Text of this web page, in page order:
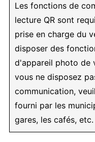
Les fonctions de
lecture QR sont
prise en charge du
disposer des
d'appareil photo de
vous ne disposez
communication,
fourni par les
gares, les cafés, etc.